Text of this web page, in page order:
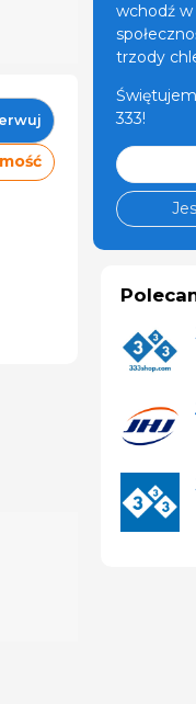
wchodź w
trzody
333!